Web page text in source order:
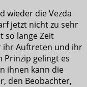
wieder die Vezda
jetzt nicht zu sehr
so lange Zeit
ihr Auftreten und ihr
Prinzip gelingt es
ihnen kann die
den Beobachter,